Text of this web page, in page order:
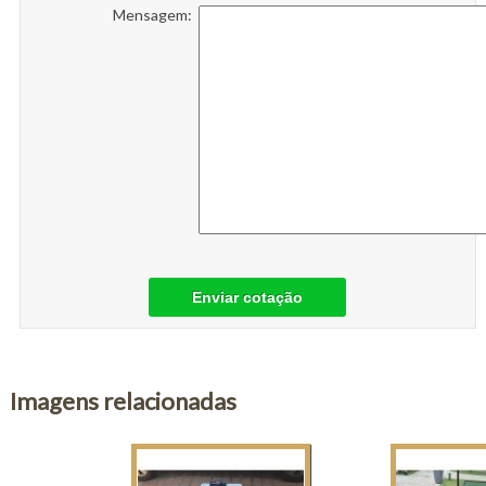
Mensagem:
Enviar cotação
Imagens relacionadas